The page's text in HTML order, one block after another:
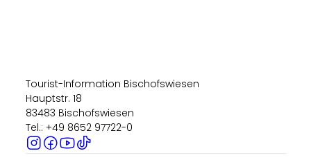
Tourist-Information Bischofswiesen
Hauptstr. 18
83483 Bischofswiesen
Tel.: +49 8652 97722-0